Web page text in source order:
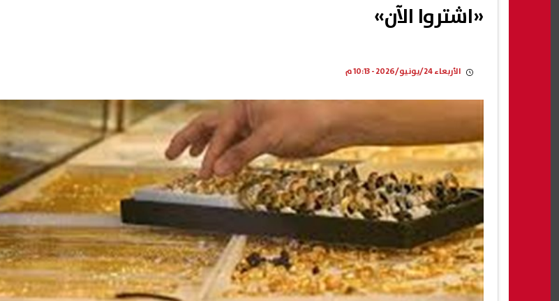
«اشتروا الآن»
الأربعاء 24/يونيو/2026 - 10:13 م